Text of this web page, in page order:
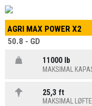
AGRI MAX POWER X2
50.8 - GD
11000 lb
MAKSIMAL
25,3 ft
MAKSIMAL